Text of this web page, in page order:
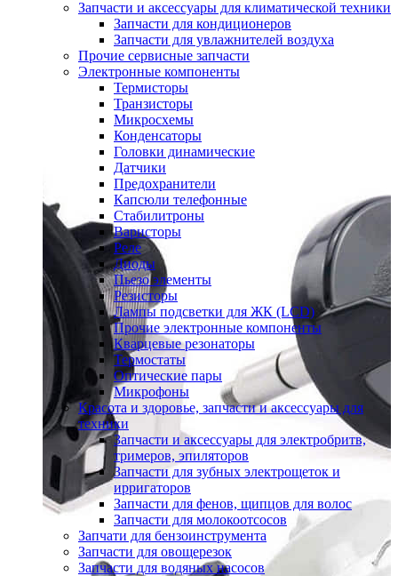
Запчасти и аксессуары для климатической техники
Запчасти для кондиционеров
Запчасти для увлажнителей воздуха
Прочие сервисные запчасти
Электронные компоненты
Термисторы
Транзисторы
Микросхемы
Конденсаторы
Головки динамические
Датчики
Предохранители
Капсюли телефонные
Стабилитроны
Варисторы
Реле
Диоды
Пьезо элементы
Резисторы
Лампы подсветки для ЖК (LCD)
Прочие электронные компоненты
Кварцевые резонаторы
Термостаты
Оптические пары
Микрофоны
Красота и здоровье, запчасти и аксессуары для
техники
Запчасти и аксессуары для электробритв,
тримеров, эпиляторов
Запчасти для зубных электрощеток и
ирригаторов
Запчасти для фенов, щипцов для волос
Запчасти для молокоотсосов
Запчати для бензоинструмента
Запчасти для овощерезок
Запчасти для водяных насосов